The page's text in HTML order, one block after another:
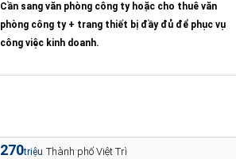
Cần sang văn phòng công ty hoặc cho thuê văn
phòng công ty + trang thiết bị đầy đủ để phục vụ
công việc kinh doanh.
270triệu Thành phố Việt Trì